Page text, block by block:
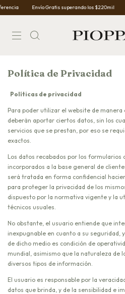
Envío Gratis superando los $220mil
Política de Privacidad
Políticas de privacidad
Para poder utilizar el website de
deberán aportar ciertos datos, sin los
servicios que se prestan, por eso se
exactos.
Los datos recabados por los formularios
incorporados a la base general de
será tratada en forma confidencial
para proteger la privacidad de los
dispuesto por la normativa vigente y la
técnicos usuales.
No obstante, el usuario entiende que
inexpugnable en cuanto a su seguridad,
de dicho medio es condición de
mundial, asimismo que la naturaleza de
diversos tipos de información.
El usuario es responsable por la
datos que brinda, y de la sensibilidad e